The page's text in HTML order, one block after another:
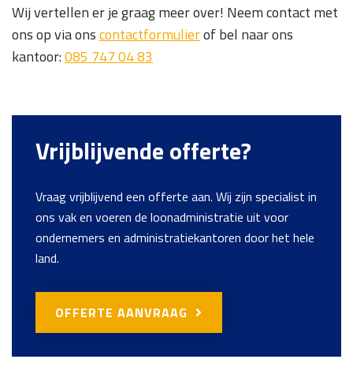
Wij vertellen er je graag meer over! Neem contact met
ons op via onscontactformulierof bel naar ons
kantoor:085 747 04 83
Vrijblijvende offerte?
Vraag vrijblijvend een offerte aan. Wij zijn specialist in
ons vak en voeren de loonadministratie uit voor
ondernemers en administratiekantoren door het hele
land.
OFFERTE AANVRAAG